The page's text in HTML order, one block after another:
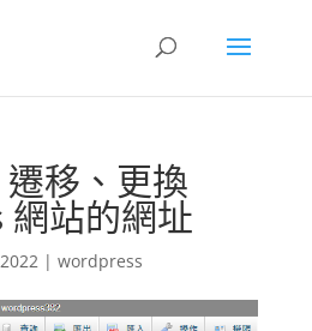
移、更換
站的網址
| wordpress